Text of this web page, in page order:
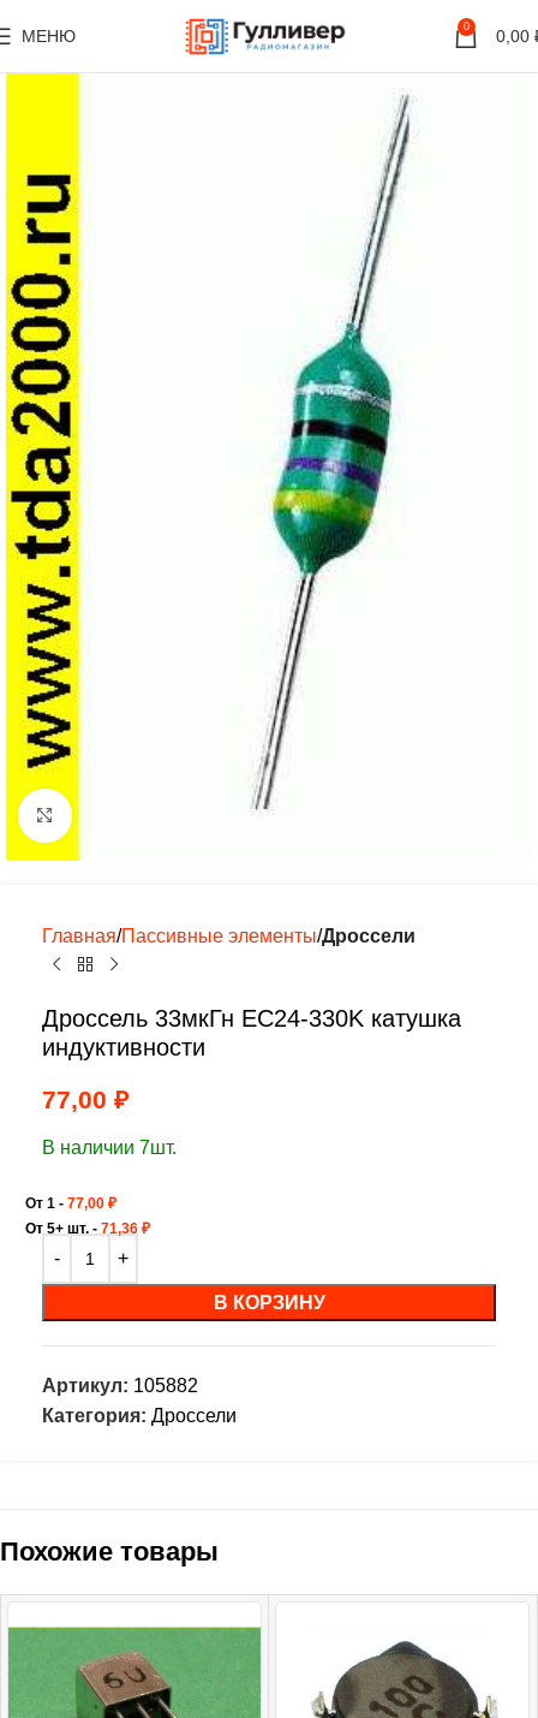
МЕНЮ 0 0,00
Нажмите, чтобы увеличить
Главная Пассивные элементы Дроссели
Дроссель 33мкГн EC24-330K катушка
индуктивности
77,00 ₽
В наличии 7шт.
От 1 - 77,00 ₽
От 5+ шт. - 71,36 ₽
В КОРЗИНУ
Артикул: 105882
Категория: Дроссели
Похожие товары